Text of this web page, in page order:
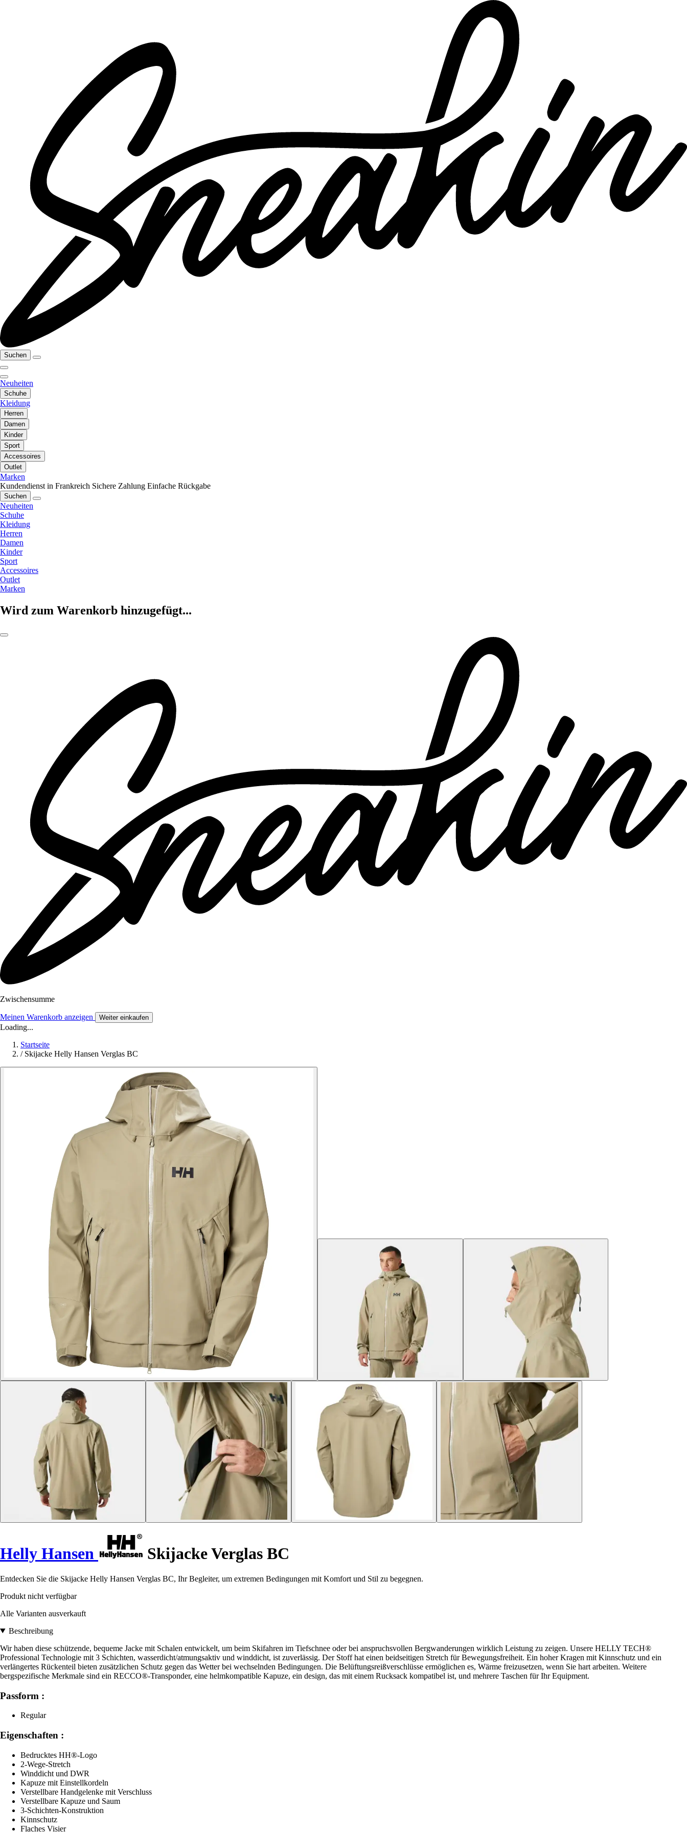
Suchen
Neuheiten
Schuhe
Kleidung
Herren
Damen
Kinder
Sport
Accessoires
Outlet
Marken
Kundendienst in Frankreich Sichere Zahlung Einfache Rückgabe
Suchen
Neuheiten
Schuhe
Kleidung
Herren
Damen
Kinder
Sport
Accessoires
Outlet
Marken
Wird zum Warenkorb hinzugefügt...
Zwischensumme
Meinen Warenkorb anzeigen Weiter einkaufen
Loading...
Startseite
/ Skijacke Helly Hansen Verglas BC
Helly Hansen Skijacke Verglas BC
Entdecken Sie die Skijacke Helly Hansen Verglas BC, Ihr Begleiter, um extremen Bedingungen mit Komfort und Stil zu begegnen.
Produkt nicht verfügbar
Alle Varianten ausverkauft
Beschreibung
Wir haben diese schützende, bequeme Jacke mit Schalen entwickelt, um beim Skifahren im Tiefschnee oder bei anspruchsvollen Bergwanderungen wirklich Leistung zu zeigen. Unsere HELLY TECH®
Professional Technologie mit 3 Schichten, wasserdicht/atmungsaktiv und winddicht, ist zuverlässig. Der Stoff hat einen beidseitigen Stretch für Bewegungsfreiheit. Ein hoher Kragen mit Kinnschutz und ein
verlängertes Rückenteil bieten zusätzlichen Schutz gegen das Wetter bei wechselnden Bedingungen. Die Belüftungsreißverschlüsse ermöglichen es, Wärme freizusetzen, wenn Sie hart arbeiten. Weitere
bergspezifische Merkmale sind ein RECCO®-Transponder, eine helmkompatible Kapuze, ein design, das mit einem Rucksack kompatibel ist, und mehrere Taschen für Ihr Equipment.
Passform :
Regular
Eigenschaften :
Bedrucktes HH®-Logo
2-Wege-Stretch
Winddicht und DWR
Kapuze mit Einstellkordeln
Verstellbare Handgelenke mit Verschluss
Verstellbare Kapuze und Saum
3-Schichten-Konstruktion
Kinnschutz
Flaches Visier